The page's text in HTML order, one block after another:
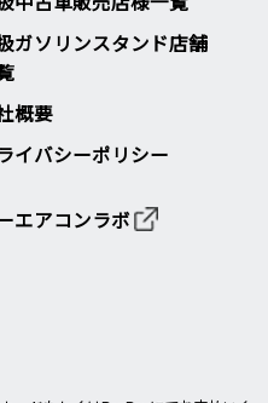
ガソリンスタンド店舗
概要
イバシーポリシー
エアコンラボ